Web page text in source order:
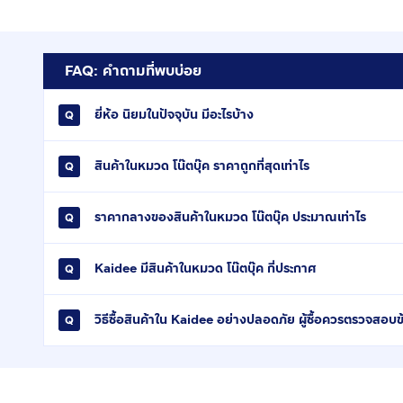
FAQ: คำถามที่พบบ่อย
ยี่ห้อ นิยมในปัจจุบัน มีอะไรบ้าง
สินค้าในหมวด โน๊ตบุ๊ค ราคาถูกที่สุดเท่าไร
ราคากลางของสินค้าในหมวด โน๊ตบุ๊ค ประมาณเท่าไร
Kaidee มีสินค้าในหมวด โน๊ตบุ๊ค กี่ประกาศ
วิธีซื้อสินค้าใน Kaidee อย่างปลอดภัย ผู้ซื้อควรตรวจสอบ